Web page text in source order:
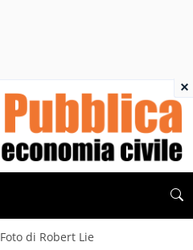
Foto di Robert Lie
×